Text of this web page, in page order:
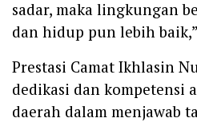
sadar, maka lingkungan
dan hidup pun lebih
Prestasi Camat Ikhlasin
dedikasi dan kompetensi
daerah dalam menjawab